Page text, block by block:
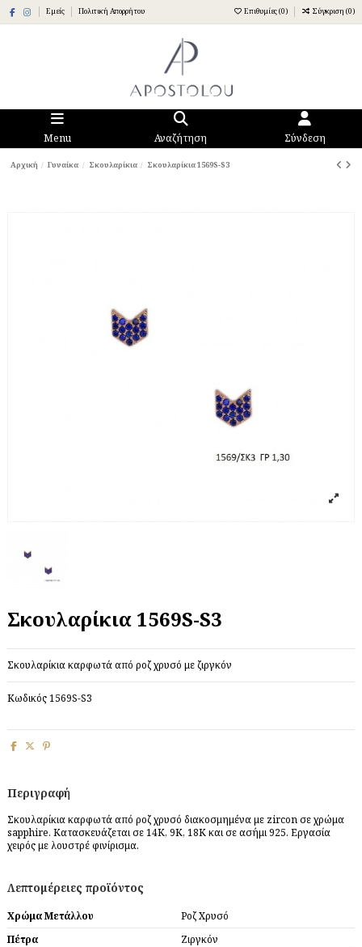
Εμείς Πολιτική Απορρήτου Επιθυμίες (0) Σύγκριση (0)
Menu Αναζήτηση Σύνδεση
Αρχική Γυναίκα Σκουλαρίκια Σκουλαρίκια 1569S-S3
Σκουλαρίκια 1569S-S3
Σκουλαρίκια καρφωτά από ροζ χρυσό με ζιργκόν
Κωδικός1569S-S3
Περιγραφή
Σκουλαρίκια καρφωτά από ροζ χρυσό διακοσμημένα με zircon σε χρώμα
sapphire. Κατασκευάζεται σε 14Κ, 9Κ, 18Κ και σε ασήμι 925. Εργασία
χειρός με λουστρέ φινίρισμα.
Λεπτομέρειες προϊόντος
Χρώμα Μετάλλου
Ροζ Χρυσό
Πέτρα
Ζιργκόν